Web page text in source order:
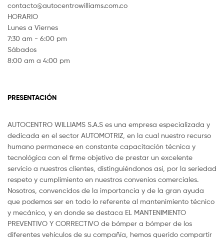
contacto@autocentrowilliams.com.co
HORARIO
Lunes a Viernes
7:30 am - 6:00 pm
Sábados
8:00 am a 4:00 pm
PRESENTACIÓN
AUTOCENTRO WILLIAMS S.A.S es una empresa especializada y
dedicada en el sector AUTOMOTRIZ, en la cual nuestro recurso
humano permanece en constante capacitación técnica y
tecnológica con el firme objetivo de prestar un excelente
servicio a nuestros clientes, distinguiéndonos así, por la seriedad
respeto y cumplimiento en nuestros convenios comerciales.
Nosotros, convencidos de la importancia y de la gran ayuda
que podemos ser en todo lo referente al mantenimiento técnico
y mecánico, y en donde se destaca EL MANTENIMIENTO
PREVENTIVO Y CORRECTIVO de bómper a bómper de los
diferentes vehículos de su compañía, hemos querido compartir